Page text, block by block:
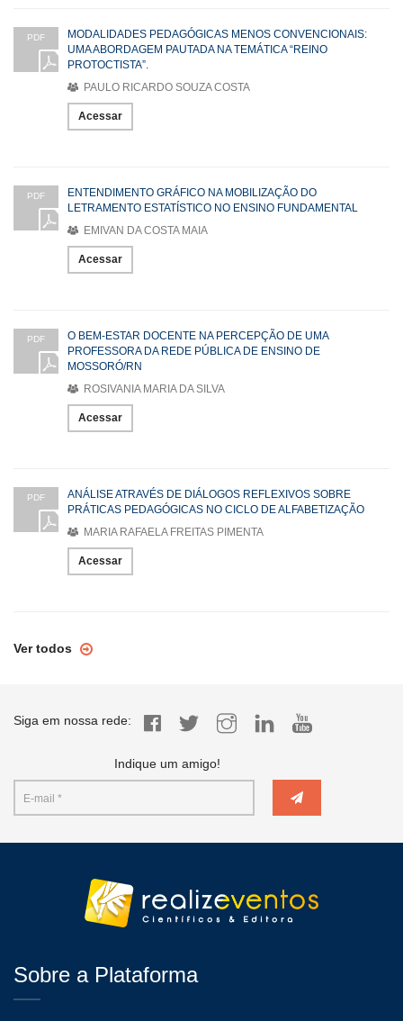
PDF
MODALIDADES PEDAGÓGICAS MENOS CONVENCIONAIS:
UMA ABORDAGEM PAUTADA NA TEMÁTICA “REINO
PROTOCTISTA”.
PAULO RICARDO SOUZA COSTA
Acessar
PDF
ENTENDIMENTO GRÁFICO NA MOBILIZAÇÃO DO
LETRAMENTO ESTATÍSTICO NO ENSINO FUNDAMENTAL
EMIVAN DA COSTA MAIA
Acessar
PDF
O BEM-ESTAR DOCENTE NA PERCEPÇÃO DE UMA
PROFESSORA DA REDE PÚBLICA DE ENSINO DE
MOSSORÓ/RN
ROSIVANIA MARIA DA SILVA
Acessar
PDF
ANÁLISE ATRAVÉS DE DIÁLOGOS REFLEXIVOS SOBRE
PRÁTICAS PEDAGÓGICAS NO CICLO DE ALFABETIZAÇÃO
MARIA RAFAELA FREITAS PIMENTA
Acessar
Ver todos
Siga em nossa rede:
Indique um amigo!
Sobre a Plataforma